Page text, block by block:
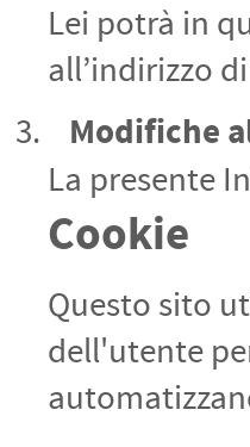
Lei potrà in
all’indirizzo
Modifiche
La presente
Cookie
Questo sito
dell'utente